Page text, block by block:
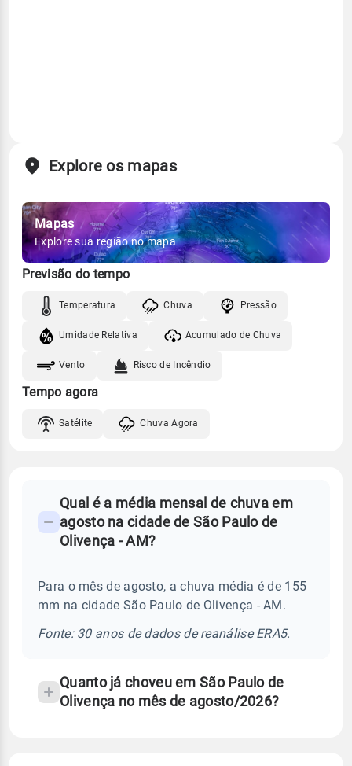
Explore os mapas
Mapas
Explore sua região no mapa
Previsão do tempo
Temperatura Chuva Pressão
Umidade Relativa Acumulado de Chuva
Vento Risco de Incêndio
Tempo agora
Satélite Chuva Agora
Perguntas
frequentes
chuva
temperatura
Qual é a média mensal de chuva em
agosto na cidade de São Paulo de
Olivença - AM?
Para o mês de agosto, a chuva média é de 155
mm na cidade São Paulo de Olivença - AM.
Fonte: 30 anos de dados de reanálise ERA5.
Quanto já choveu em São Paulo de
Olivença no mês de agosto/2026?